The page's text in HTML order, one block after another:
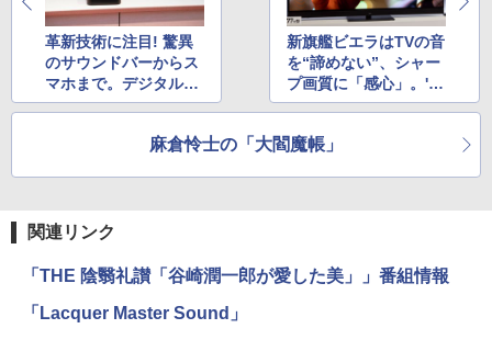
革新技術に注目! 驚異
のサウンドバーからス
マホまで。デジタルト
ップ10 前編
新旗艦ビエラはTVの音
を“諦めない”、シャー
プ画質に「感心」。'22
年TVチェック 前編
麻倉怜士の「大閻魔帳」
関連リンク
「THE 陰翳礼讃「谷崎潤一郎が愛した美」」番組情報
「Lacquer Master Sound」